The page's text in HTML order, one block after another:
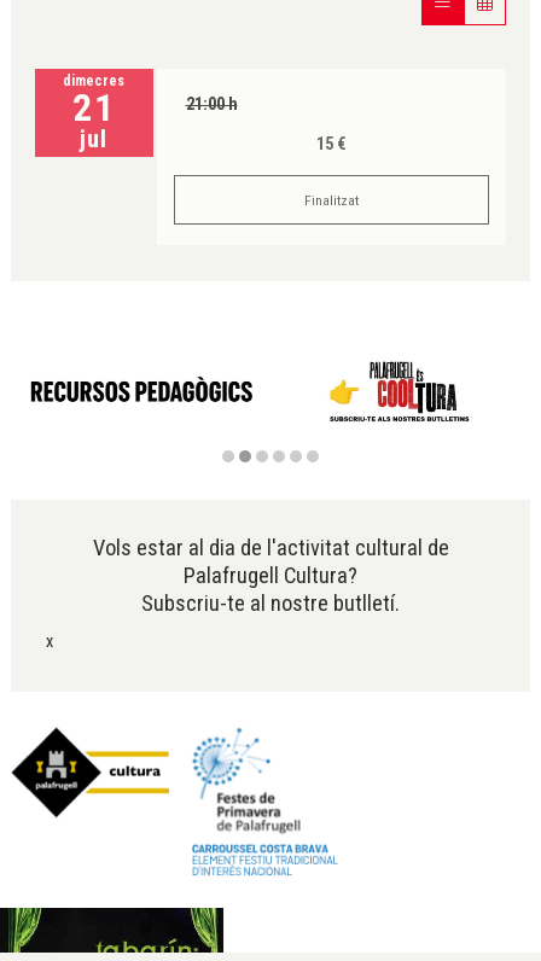
dimecres
21
jul
21:00 h
15 €
Finalitzat
Vols estar al dia de l'activitat cultural de
Palafrugell Cultura?
Subscriu-te al nostre butlletí.
x